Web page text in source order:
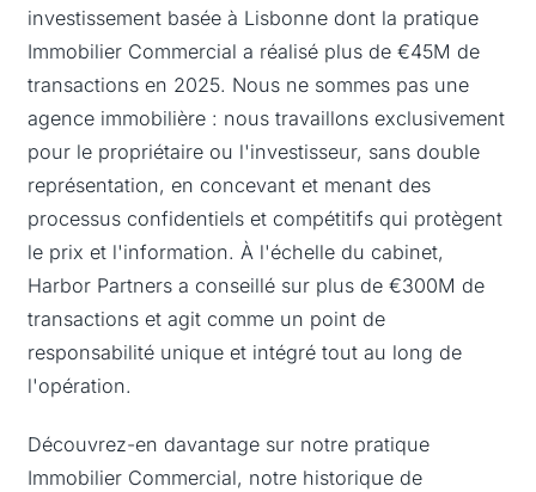
investissement basée à Lisbonne dont la pratique
Immobilier Commercial a réalisé plus de €45M de
transactions en 2025. Nous ne sommes pas une
agence immobilière : nous travaillons exclusivement
pour le propriétaire ou l'investisseur, sans double
représentation, en concevant et menant des
processus confidentiels et compétitifs qui protègent
le prix et l'information. À l'échelle du cabinet,
Harbor Partners a conseillé sur plus de €300M de
transactions et agit comme un point de
responsabilité unique et intégré tout au long de
l'opération.
Découvrez-en davantage sur notre pratique
Immobilier Commercial, notre historique de